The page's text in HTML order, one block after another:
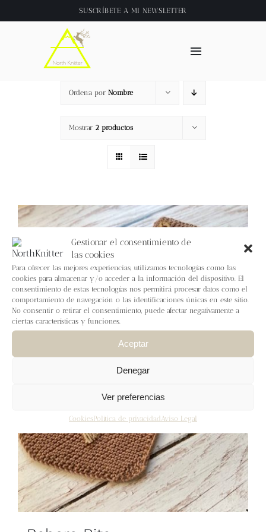
Gestionar el consentimiento de
las cookies
Para ofrecer las mejores experiencias, utilizamos tecnologías como las
cookies para almacenar y/o acceder a la información del dispositivo. El
consentimiento de estas tecnologías nos permitirá procesar datos como el
comportamiento de navegación o las identificaciones únicas en este sitio.
No consentir o retirar el consentimiento, puede afectar negativamente a
ciertas características y funciones.
Aceptar
Denegar
Ver preferencias
CookiesPolítica de privacidad Aviso Legal
al
SUSCRÍBETE A MI NEWSLETTER
Toggle
Inicio
About
Tienda
Blog
Contacto
Newsletter
Carrito
Mi cuenta
Ordena por Nombre
Mostrar 2 productos